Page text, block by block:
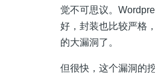
觉不可思议。
好，封装也比较严格
的大漏洞了。
但很快，这个漏洞的